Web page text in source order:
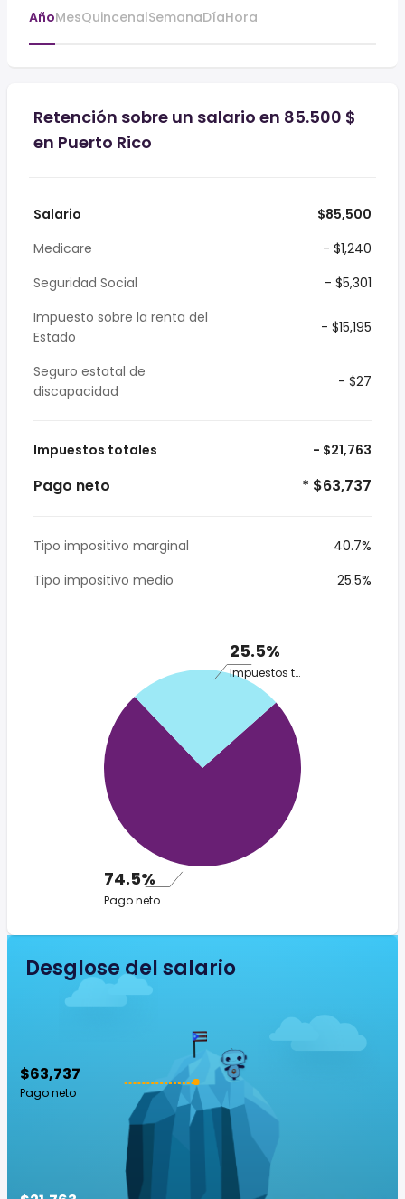
AñoMesQuincenalSemanaDíaHora
Retención sobre un salario en 85.500 $
en Puerto Rico
Salario
$85,500
Medicare
- $1,240
Seguridad Social
- $5,301
Impuesto sobre la renta del
Estado
- $15,195
Seguro estatal de
discapacidad
- $27
Impuestos totales - $21,763
Pago neto * $63,737
Tipo impositivo marginal
40.7%
Tipo impositivo medio
25.5%
25.5%
Impuestos totales
74.5%
Pago neto
Desglose del salario
$63,737
Pago neto